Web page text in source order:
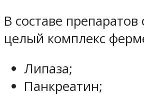
В составе
целый комплекс
Липаза;
Панкреатин;